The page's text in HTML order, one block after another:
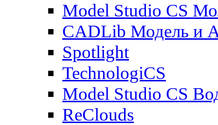
Model Studio CS
CADLib Модель и
Spotlight
TechnologiCS
Model Studio CS
ReClouds